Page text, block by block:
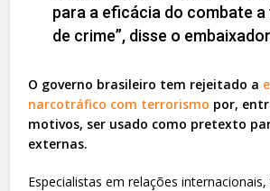
para a eficácia do combate
de crime”, disse o
O governo brasileiro tem rejeitado a
narcotráfico com terrorismo por,
motivos, ser usado como pretexto
externas.
Especialistas em relações